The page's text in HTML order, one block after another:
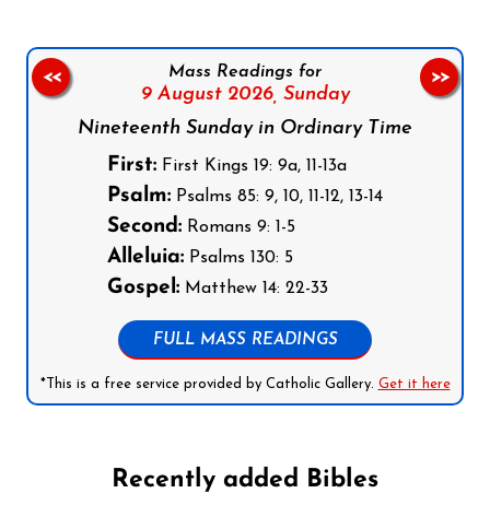
Mass Readings for
9 August 2026, Sunday
Nineteenth Sunday in Ordinary Time
First: First Kings 19: 9a, 11-13a
Psalm: Psalms 85: 9, 10, 11-12, 13-14
Second: Romans 9: 1-5
Alleluia: Psalms 130: 5
Gospel: Matthew 14: 22-33
FULL MASS READINGS
*This is a free service provided by Catholic Gallery. Get it here
<< >>
Recently added Bibles